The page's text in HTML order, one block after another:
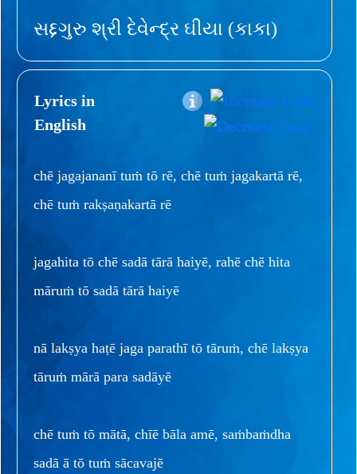
સદ્દગુરુ શ્રી દેવેન્દ્ર ઘીયા (કાકા)
Lyrics in
English
chē jagajananī tuṁ tō rē, chē tuṁ jagakartā rē,
chē tuṁ rakṣaṇakartā rē
jagahita tō chē sadā tārā haiyē, rahē chē hita
māruṁ tō sadā tārā haiyē
nā lakṣya haṭē jaga parathī tō tāruṁ, chē lakṣya
tāruṁ mārā para sadāyē
chē tuṁ tō mātā, chīē bāla amē, saṁbaṁdha
sadā ā tō tuṁ sācavajē